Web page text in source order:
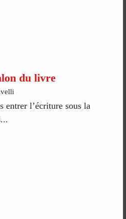
du livre
entrer l’écriture sous la